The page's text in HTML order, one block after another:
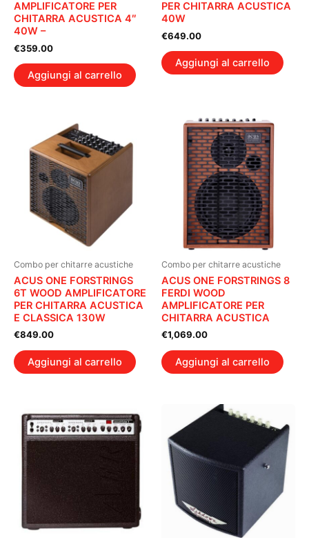
AMPLIFICATORE PER
CHITARRA ACUSTICA 4″
40W –
€359.00
Aggiungi al carrello
PER CHITARRA ACUSTICA
40W
€649.00
Aggiungi al carrello
Combo per chitarre acustiche
ACUS ONE FORSTRINGS
6T WOOD AMPLIFICATORE
PER CHITARRA ACUSTICA
E CLASSICA 130W
€849.00
Aggiungi al carrello
Combo per chitarre acustiche
ACUS ONE FORSTRINGS 8
FERDI WOOD
AMPLIFICATORE PER
CHITARRA ACUSTICA
€1,069.00
Aggiungi al carrello